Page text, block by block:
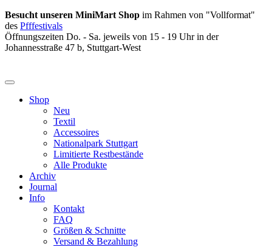
Besucht unseren MiniMart Shop im Rahmen von "Vollformat"
des Pfffestivals
Öffnungszeiten Do. - Sa. jeweils von 15 - 19 Uhr in der
Johannesstraße 47 b, Stuttgart-West
Shop
Neu
Textil
Accessoires
Nationalpark Stuttgart
Limitierte Restbestände
Alle Produkte
Archiv
Journal
Info
Kontakt
FAQ
Größen & Schnitte
Versand & Bezahlung